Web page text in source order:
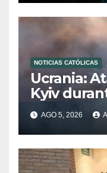
NOTICIAS CATÓLICAS
Ucrania:
Kyiv
AGO 5, 2026